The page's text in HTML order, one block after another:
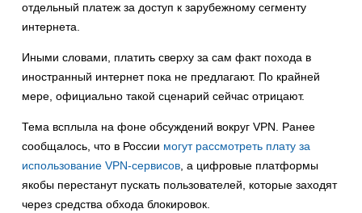
отдельный платеж за доступ к зарубежному сегменту
интернета.
Иными словами, платить сверху за сам факт похода в
иностранный интернет пока не предлагают. По крайней
мере, официально такой сценарий сейчас отрицают.
Тема всплыла на фоне обсуждений вокруг VPN. Ранее
сообщалось, что в России могут рассмотреть плату за
использование VPN-сервисов , а цифровые платформы
якобы перестанут пускать пользователей, которые заходят
через средства обхода блокировок.